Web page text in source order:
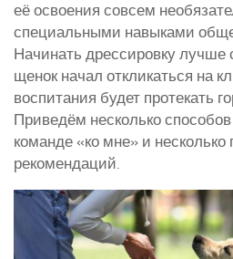
Здоровье
Разведение и
Курятники и
Полезное о
Гуси
Индюки
её освоения совсем
специальными навыками
Начинать дрессировку лучше
щенок начал откликаться на
воспитания будет протекать
Приведём несколько
команде «ко мне» и несколько
рекомендаций.